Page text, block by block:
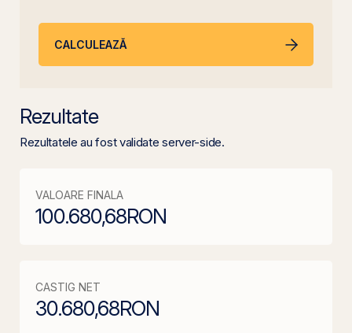
CALCULEAZĂ
Rezultate
Rezultatele au fost validate server-side.
VALOARE FINALA
100.680,68RON
CASTIG NET
30.680,68RON